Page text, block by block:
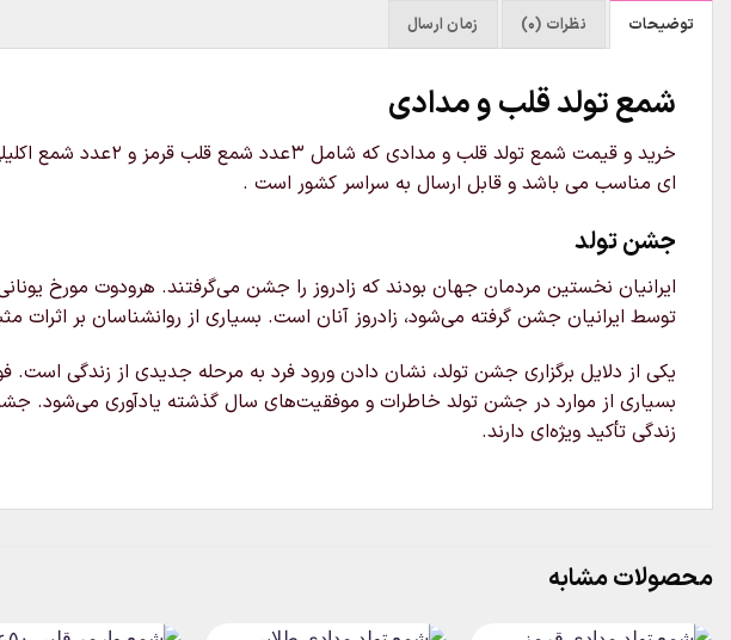
توضیحات نظرات (0) زمان ارسال
شمع تولد قلب و مدادی
خرید و قیمت شمع
ای مناسب می باشد و قابل ارسال به سراسر کشور است .
جشن تولد
ایرانیان نخستین مردمان جهان بودند که زادروز را جشن می‌گرفتند. هرودوت مورخ
توسط ایرانیان جشن گرفته می‌شود، زادروز آنان است. بسیاری از روانشناسان بر اثرات
یکی از دلایل برگزاری جشن تولد، نشان دادن ورود فرد به مرحله جدیدی از زندگی است.
زندگی تأکید ویژه‌ای دارند.
محصولات مشابه